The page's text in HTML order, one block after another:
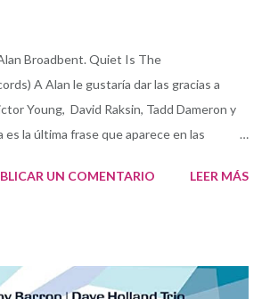
Broadbent. Quiet Is The
A Alan le gustaría dar las gracias a
Young, David Raksin, Tadd Dameron y
es la última frase que aparece en las
compenetración del dúo formado por la
total sentido a que el primer
UN COMENTARIO LEER MÁS